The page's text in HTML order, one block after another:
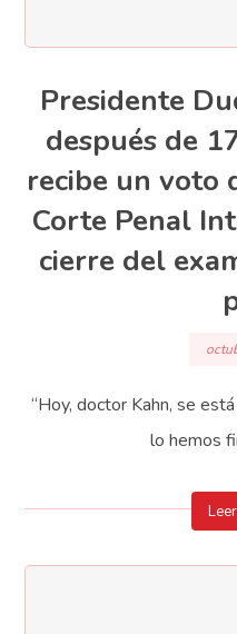
Presidente
después de
recibe un voto
Corte Penal
cierre del
“Hoy, doctor Kahn, se
lo hemos